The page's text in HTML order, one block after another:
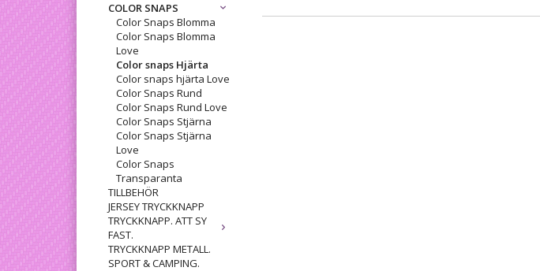
COLOR SNAPS
Color Snaps Blomma
Color Snaps Blomma
Love
Color snaps Hjärta
Color snaps hjärta Love
Color Snaps Rund
Color Snaps Rund Love
Color Snaps Stjärna
Color Snaps Stjärna
Love
Color Snaps
Transparanta
TILLBEHÖR
JERSEY TRYCKKNAPP
TRYCKKNAPP. ATT SY
FAST.
TRYCKKNAPP METALL.
SPORT & CAMPING.